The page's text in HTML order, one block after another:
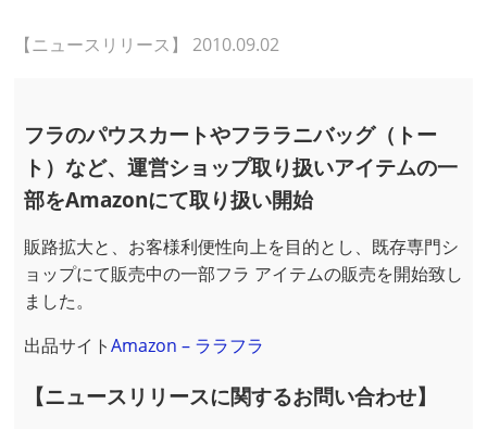
【ニュースリリース】 2010.09.02
フラのパウスカートやフララニバッグ（トー
ト）など、運営ショップ取り扱いアイテムの一
部をAmazonにて取り扱い開始
販路拡大と、お客様利便性向上を目的とし、既存専門シ
ョップにて販売中の一部フラ アイテムの販売を開始致し
ました。
出品サイトAmazon – ララフラ
【ニュースリリースに関するお問い合わせ】